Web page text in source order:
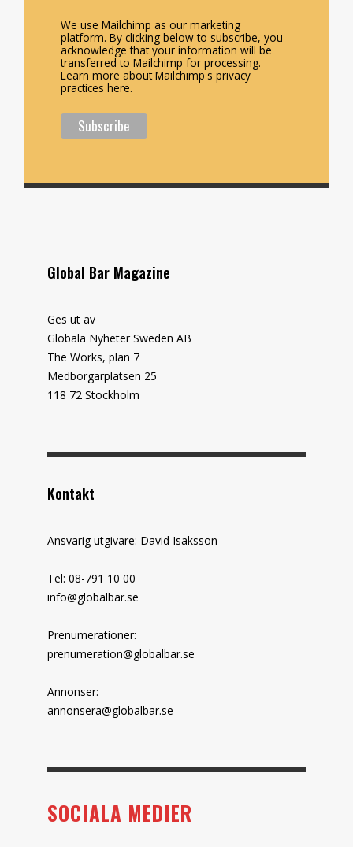
We use Mailchimp as our marketing
platform. By clicking below to subscribe, you
acknowledge that your information will be
transferred to Mailchimp for processing.
Learn more about Mailchimp's privacy
practices here.
Global Bar Magazine
Ges ut av
Globala Nyheter Sweden AB
The Works, plan 7
Medborgarplatsen 25
118 72 Stockholm
Kontakt
Ansvarig utgivare: David Isaksson
Tel: 08-791 10 00
info@globalbar.se
Prenumerationer:
prenumeration@globalbar.se
Annonser:
annonsera@globalbar.se
SOCIALA MEDIER